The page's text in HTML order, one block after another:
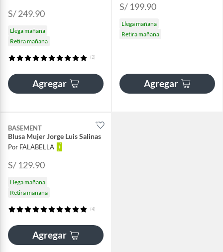
S/ 249.90
Llega mañana
Retira mañana
(2)
Agregar
S/ 199.90
Llega mañana
Retira mañana
Agregar
BASEMENT
Blusa Mujer Jorge Luis Salinas
Por FALABELLA
S/ 129.90
Llega mañana
Retira mañana
(4)
Agregar